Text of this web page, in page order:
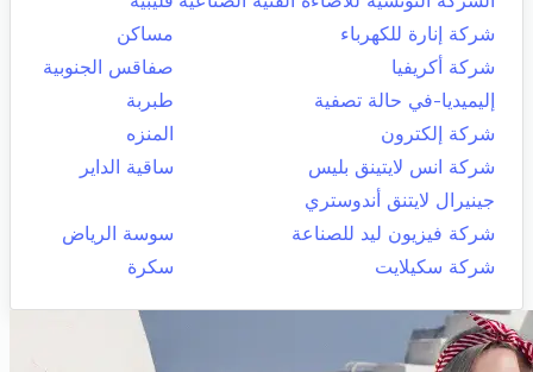
شركة إنارة للكهرباء
مساكن
شركة أكريفيا
صفاقس الجنوبية
إليميديا-في حالة تصفية
طبربة
شركة إلكترون
المنزه
شركة انس لايتينق بليس
ساقية الداير
جينيرال لايتنق أندوستري
شركة فيزيون ليد للصناعة
سوسة الرياض
شركة سكيلايت
سكرة